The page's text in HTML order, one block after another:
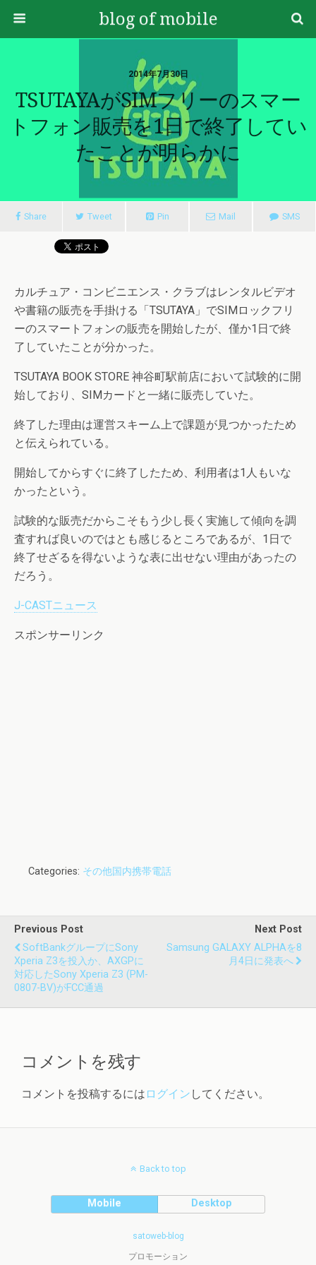
blog of mobile
2014年7月30日
TSUTAYAがSIMフリーのスマー
トフォン販売を1日で終了してい
たことが明らかに
Share Tweet Pin Mail SMS
カルチュア・コンビニエンス・クラブはレンタルビデオ
や書籍の販売を手掛ける「TSUTAYA」でSIMロックフリ
ーのスマートフォンの販売を開始したが、僅か1日で終
了していたことが分かった。
TSUTAYA BOOK STORE 神谷町駅前店において試験的に開
始しており、SIMカードと一緒に販売していた。
終了した理由は運営スキーム上で課題が見つかったため
と伝えられている。
開始してからすぐに終了したため、利用者は1人もいな
かったという。
試験的な販売だからこそもう少し長く実施して傾向を調
査すれば良いのではとも感じるところであるが、1日で
終了せざるを得ないような表に出せない理由があったの
だろう。
J-CASTニュース
スポンサーリンク
Categories: その他国内携帯電話
Previous Post
SoftBankグループにSony
Xperia Z3を投入か、AXGPに
対応したSony Xperia Z3 (PM-
0807-BV)がFCC通過
Next Post
Samsung GALAXY ALPHAを8
月4日に発表へ
コメントを残す
コメントを投稿するには ログイン してください。
Back to top
Mobile Desktop
satoweb-blog
プロモーション